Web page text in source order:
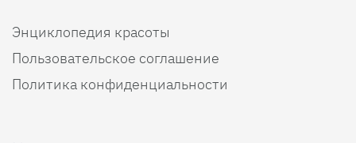
Энциклопедия красоты
Пользовательское соглашение
Политика конфиденциальности